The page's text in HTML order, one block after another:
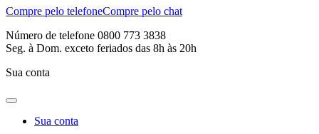
Compre pelo telefoneCompre pelo chat
Número de telefone 0800 773 3838
Seg. à Dom. exceto feriados das 8h às 20h
Sua conta
Sua conta